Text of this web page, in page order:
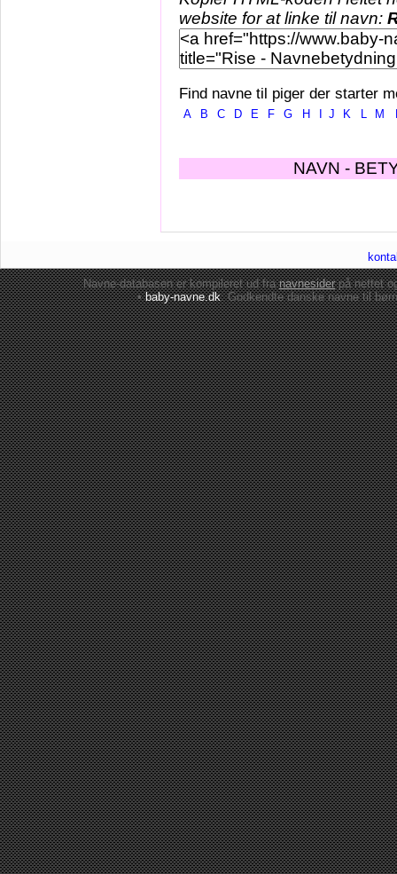
website for at linke til navn:
Find navne til piger der starter
A B C D E F G H J K L M
NAVN -
Navne-databasen er kompileret ud franavnesiderpå nettet
•baby-navne.dk: Godkendte danskenavne til børn